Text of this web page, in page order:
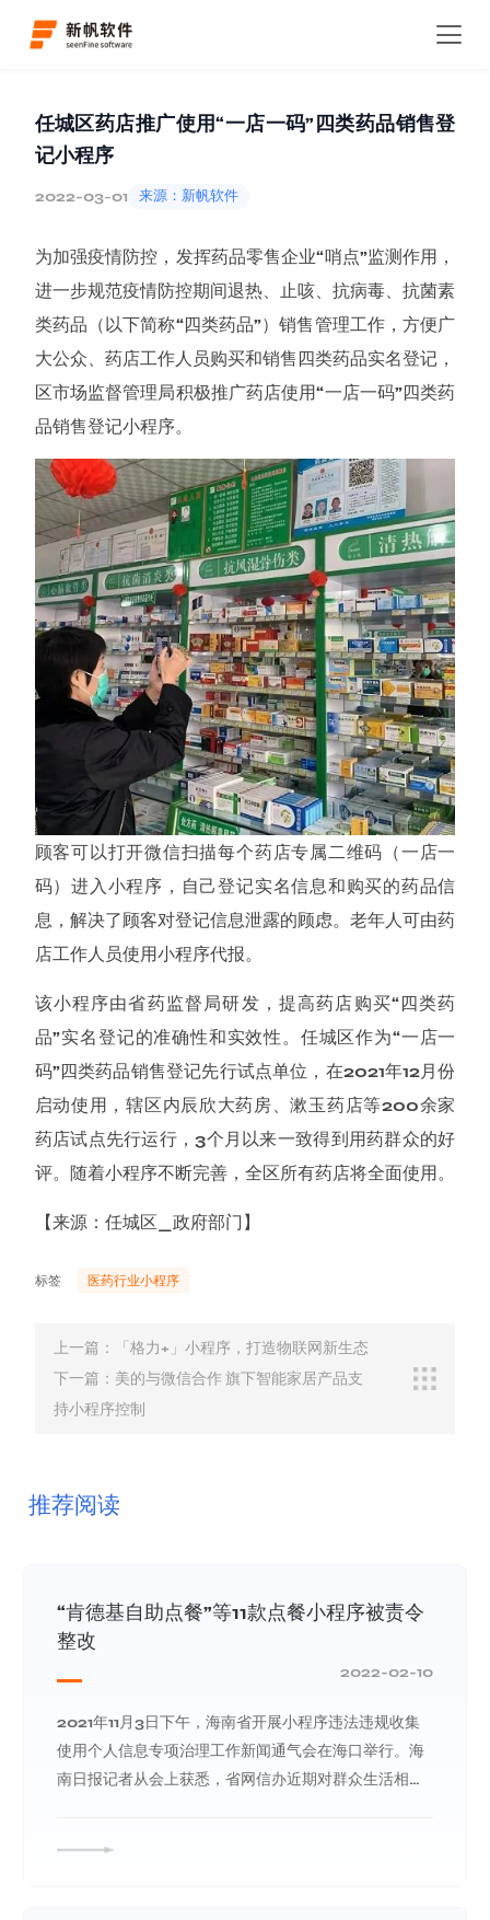
首页 新闻资讯
任城区药店推广使用“一店一码”四类药品销售登
记小程序
2022-03-01 来源：新帆软件
为加强疫情防控，发挥药品零售企业“哨点”监测作用，
进一步规范疫情防控期间退热、止咳、抗病毒、抗菌素
类药品（以下简称“四类药品”）销售管理工作，方便广
大公众、药店工作人员购买和销售四类药品实名登记，
区市场监督管理局积极推广药店使用“一店一码”四类药
品销售登记小程序。
顾客可以打开微信扫描每个药店专属二维码（一店一
码）进入小程序，自己登记实名信息和购买的药品信
息，解决了顾客对登记信息泄露的顾虑。老年人可由药
店工作人员使用小程序代报。
该小程序由省药监督局研发，提高药店购买“四类药
品”实名登记的准确性和实效性。任城区作为“一店一
码”四类药品销售登记先行试点单位，在2021年12月份
启动使用，辖区内辰欣大药房、漱玉药店等200余家
药店试点先行运行，3个月以来一致得到用药群众的好
评。随着小程序不断完善，全区所有药店将全面使用。
【来源：任城区_政府部门】
标签 医药行业小程序
上一篇：「格力+」小程序，打造物联网新生态
下一篇：美的与微信合作 旗下智能家居产品支
持小程序控制
推荐阅读
“肯德基自助点餐”等11款点餐小程序被责令
整改
2022-02-10
2021年11月3日下午，海南省开展小程序违法违规收集
使用个人信息专项治理工作新闻通气会在海口举行。海
南日报记者从会上获悉，省网信办近期对群众生活相关